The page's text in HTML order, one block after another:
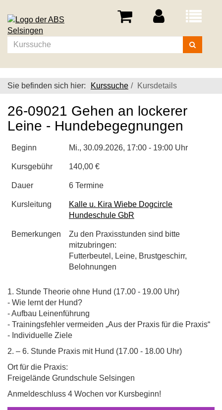
Menü
Kurse
suchen
Sie befinden sich hier: Kurssuche Kursdetails
26-09021 Gehen an lockerer
Leine - Hundebegegnungen
Beginn Mi., 30.09.2026, 17:00 - 19:00 Uhr
Kursgebühr 140,00 €
Dauer 6 Termine
Kursleitung
Kalle u. Kira Wiebe Dogcircle
Hundeschule GbR
Bemerkungen
Zu den Praxisstunden sind bitte
mitzubringen:
Futterbeutel, Leine, Brustgeschirr,
Belohnungen
1. Stunde Theorie ohne Hund (17.00 - 19.00 Uhr)
- Wie lernt der Hund?
- Aufbau Leinenführung
- Trainingsfehler vermeiden „Aus der Praxis für die Praxis“
- Individuelle Ziele
2. – 6. Stunde Praxis mit Hund (17.00 - 18.00 Uhr)
Ort für die Praxis:
Freigelände Grundschule Selsingen
Anmeldeschluss 4 Wochen vor Kursbeginn!